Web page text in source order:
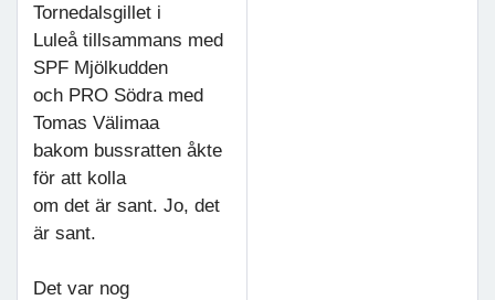
Tornedalsgillet i
Luleå tillsammans med
SPF Mjölkudden
och PRO Södra med
Tomas Välimaa
bakom bussratten åkte
för att kolla
om det är sant. Jo, det
är sant.
Det var nog